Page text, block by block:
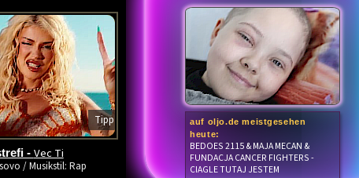
auf oljo.de meistgesehen
heute:
BEDOES 2115 & MAJA MECAN &
FUNDACJA CANCER FIGHTERS -
CIAGLE TUTAJ JESTEM
Tipp
- Vec Ti
/ Musikstil: Rap